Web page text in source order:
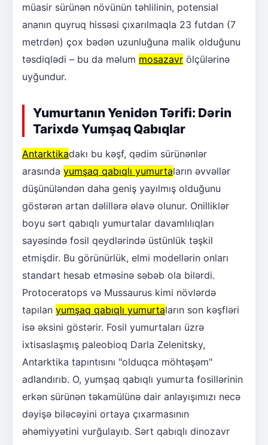
müasir sürünən növünün təhlilinin, potensial
ananın quyruq hissəsi çıxarılmaqla 23 futdan (7
metrdən) çox bədən uzunluğuna malik olduğunu
təsdiqlədi – bu da məlum mosazavr ölçülərinə
uyğundur.
Yumurtanın Yenidən Tərifi: Dərin
Tarixdə Yumşaq Qabıqlar
Antarktikadakı bu kəşf, qədim sürünənlər
arasında yumşaq qabıqlı yumurtaların əvvəllər
düşünüləndən daha geniş yayılmış olduğunu
göstərən artan dəlillərə əlavə olunur. Onilliklər
boyu sərt qabıqlı yumurtalar davamlılıqları
sayəsində fosil qeydlərində üstünlük təşkil
etmişdir. Bu görünürlük, elmi modellərin onları
standart hesab etməsinə səbəb ola bilərdi.
Protoceratops və Mussaurus kimi növlərdə
tapılan yumşaq qabıqlı yumurtaların son kəşfləri
isə əksini göstərir. Fosil yumurtaları üzrə
ixtisaslaşmış paleobioq Darla Zelenitsky,
Antarktika tapıntısını "olduqca möhtəşəm"
adlandırıb. O, yumşaq qabıqlı yumurta fosillərinin
erkən sürünən təkamülünə dair anlayışımızı necə
dəyişə biləcəyini ortaya çıxarmasının
əhəmiyyətini vurğulayıb. Sərt qabıqlı dinozavr